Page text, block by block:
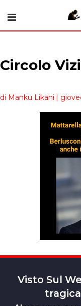
Circolo
di Manku Likani |
Visto Sul